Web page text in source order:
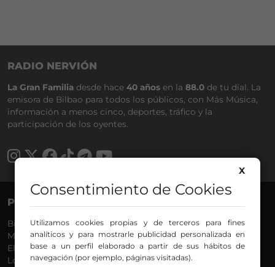
RADIO NERVIÓN
La Gran Familia desde hace 40 años en la 88.0 de tu dial. La
emisora de Bilbao para todos los públicos, con Más Música,
información a menos cinco, deportes, tráfico y la
participación de los oyentes.
PROGRAMAS
Bilbosport
Más Música
El Madrugador
Lo Más Nuevo
Agurtzane
Belén Ollero
Dani
Eduardo
X
Consentimiento de Cookies
Utilizamos cookies propias y de terceros para fines
analíticos y para mostrarle publicidad personalizada en
base a un perfil elaborado a partir de sus hábitos de
navegación (por ejemplo, páginas visitadas).